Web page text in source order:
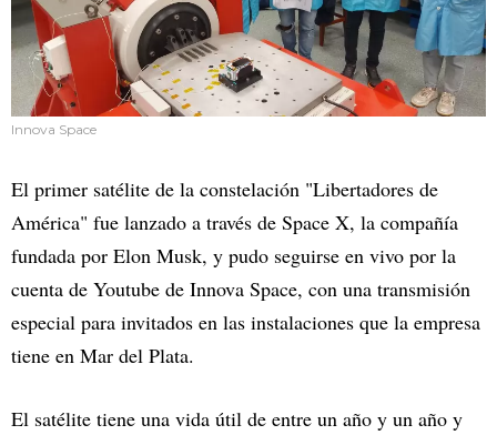
Innova Space
El primer satélite de la constelación "Libertadores de
América" fue lanzado a través de Space X, la compañía
fundada por Elon Musk, y pudo seguirse en vivo por la
cuenta de Youtube de Innova Space, con una transmisión
especial para invitados en las instalaciones que la empresa
tiene en Mar del Plata.
El satélite tiene una vida útil de entre un año y un año y